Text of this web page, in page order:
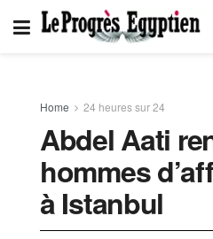
Home 24 heures sur 24
Abdel Aati
hommes
à Istanbul